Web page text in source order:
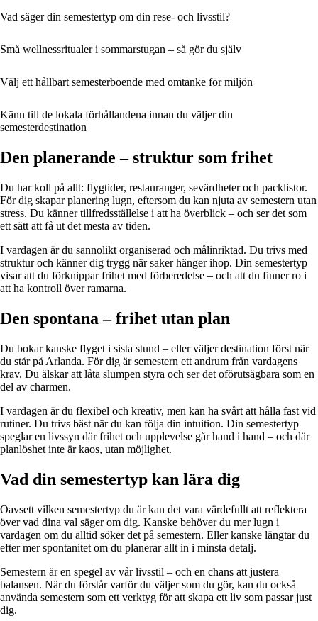
Vad säger din semestertyp om din rese- och livsstil?
Små wellnessritualer i sommarstugan – så gör du själv
Välj ett hållbart semesterboende med omtanke för miljön
Känn till de lokala förhållandena innan du väljer din
semesterdestination
Den planerande – struktur som frihet
Du har koll på allt: flygtider, restauranger, sevärdheter och packlistor.
För dig skapar planering lugn, eftersom du kan njuta av semestern utan
stress. Du känner tillfredsställelse i att ha överblick – och ser det som
ett sätt att få ut det mesta av tiden.
I vardagen är du sannolikt organiserad och målinriktad. Du trivs med
struktur och känner dig trygg när saker hänger ihop. Din semestertyp
visar att du förknippar frihet med förberedelse – och att du finner ro i
att ha kontroll över ramarna.
Den spontana – frihet utan plan
Du bokar kanske flyget i sista stund – eller väljer destination först när
du står på Arlanda. För dig är semestern ett andrum från vardagens
krav. Du älskar att låta slumpen styra och ser det oförutsägbara som en
del av charmen.
I vardagen är du flexibel och kreativ, men kan ha svårt att hålla fast vid
rutiner. Du trivs bäst när du kan följa din intuition. Din semestertyp
speglar en livssyn där frihet och upplevelse går hand i hand – och där
planlöshet inte är kaos, utan möjlighet.
Vad din semestertyp kan lära dig
Oavsett vilken semestertyp du är kan det vara värdefullt att reflektera
över vad dina val säger om dig. Kanske behöver du mer lugn i
vardagen om du alltid söker det på semestern. Eller kanske längtar du
efter mer spontanitet om du planerar allt in i minsta detalj.
Semestern är en spegel av vår livsstil – och en chans att justera
balansen. När du förstår varför du väljer som du gör, kan du också
använda semestern som ett verktyg för att skapa ett liv som passar just
dig.